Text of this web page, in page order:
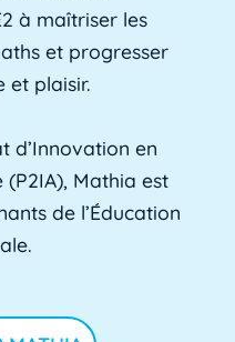
à maîtriser les
et progresser
et plaisir.
d’Innovation en
Mathia est
de l’Éducation